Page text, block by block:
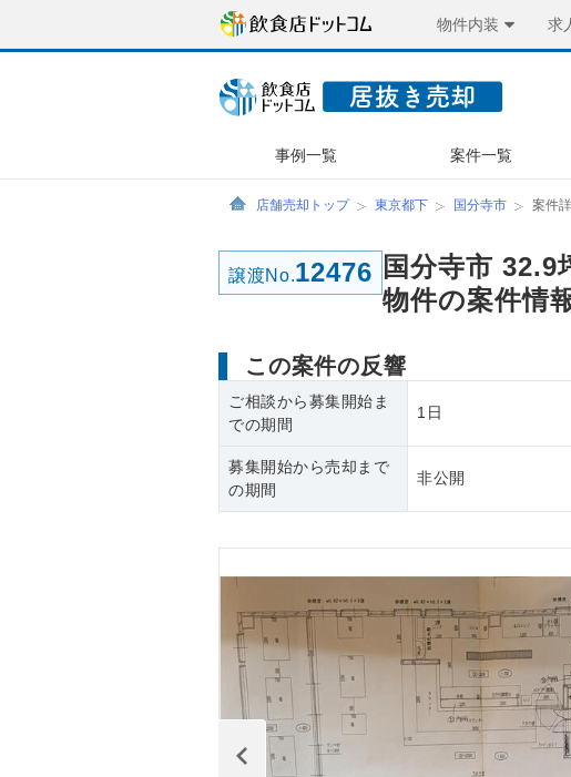
物件内装 求
事例一覧 案件一覧
店舗売却トップ 東京都下 国分寺市 案件
譲渡No.12476 国分寺市 32.9
物件の案件情
この案件の反響
ご相談から募集開始ま
での期間
1日
募集開始から売却まで
の期間
非公開